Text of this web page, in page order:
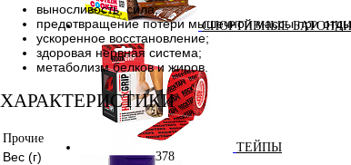
СПОРТИВНЫЕ
ТЕЙПЫ
выносливость, сила;
предотвращение потери мышечной массы при
ускоренное восстановление;
здоровая нервная система;
метаболизм белков и жиров.
ХАРАКТЕРИСТИКИ
Прочие
Вес (г) 378